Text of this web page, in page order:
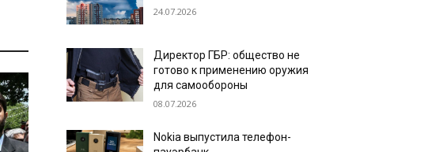
24.07.2026
Директор ГБР: общество не
готово к применению оружия
для самообороны
08.07.2026
Nokia выпустила телефон-